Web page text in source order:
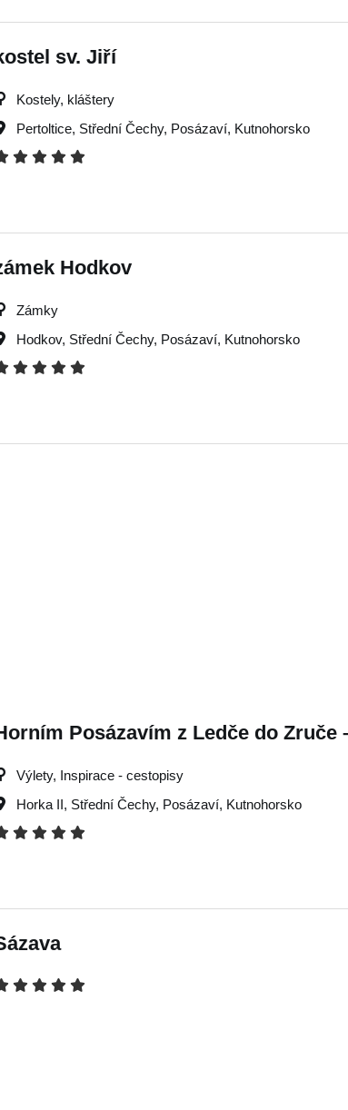
sv. Jiří
Kostely, kláštery
Pertoltice, Střední Čechy, Posázaví, Kutnohorsko
Hodkov
Zámky
Hodkov, Střední Čechy, Posázaví, Kutnohorsko
Posázavím z Ledče do Zruče
Výlety, Inspirace - cestopisy
Horka II, Střední Čechy, Posázaví, Kutnohorsko